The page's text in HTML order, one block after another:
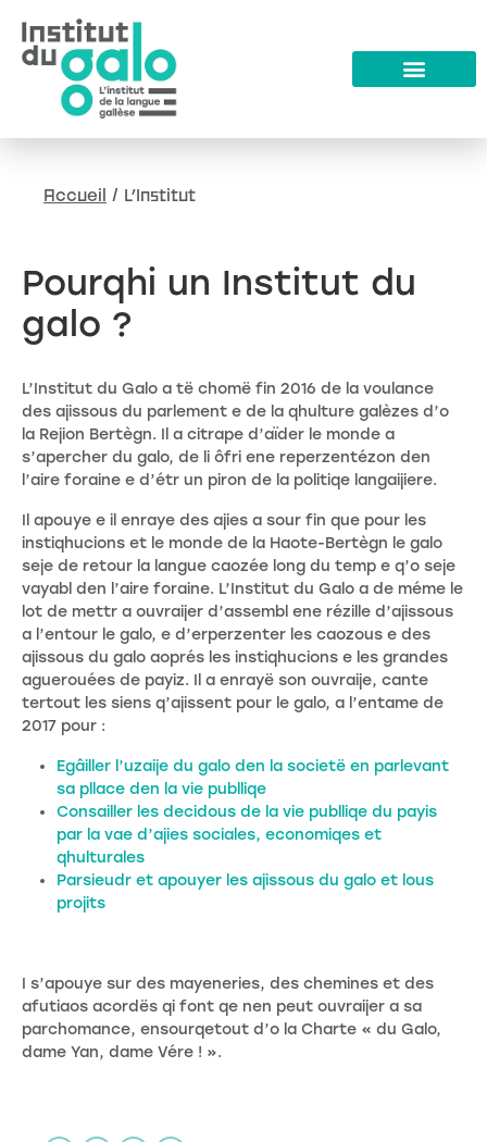
Accueil / L’Institut
Pourqhi un Institut du
galo ?
L’Institut du Galo a të chomë fin 2016 de la voulance
des ajissous du parlement e de la qhulture galèzes d’o
la Rejion Bertègn. Il a citrape d’aïder le monde a
s’apercher du galo, de li ôfri ene reperzentézon den
l’aire foraine e d’étr un piron de la politiqe langaijiere.
Il apouye e il enraye des ajies a sour fin que pour les
instiqhucions et le monde de la Haote-Bertègn le galo
seje de retour la langue caozée long du temp e q’o seje
vayabl den l’aire foraine. L’Institut du Galo a de méme le
lot de mettr a ouvraijer d’assembl ene rézille d’ajissous
a l’entour le galo, e d’erperzenter les caozous e des
ajissous du galo aoprés les instiqhucions e les grandes
aguerouées de payiz. Il a enrayë son ouvraije, cante
tertout les siens q’ajissent pour le galo, a l’entame de
2017 pour :
Egâiller l’uzaije du galo den la societë en parlevant
sa pllace den la vie publliqe
Consailler les decidous de la vie publliqe du payis
par la vae d’ajies sociales, economiqes et
qhulturales
Parsieudr et apouyer les ajissous du galo et lous
projits
I s’apouye sur des mayeneries, des chemines et des
afutiaos acordës qi font qe nen peut ouvraijer a sa
parchomance, ensourqetout d’o la Charte « du Galo,
dame Yan, dame Vére ! ».